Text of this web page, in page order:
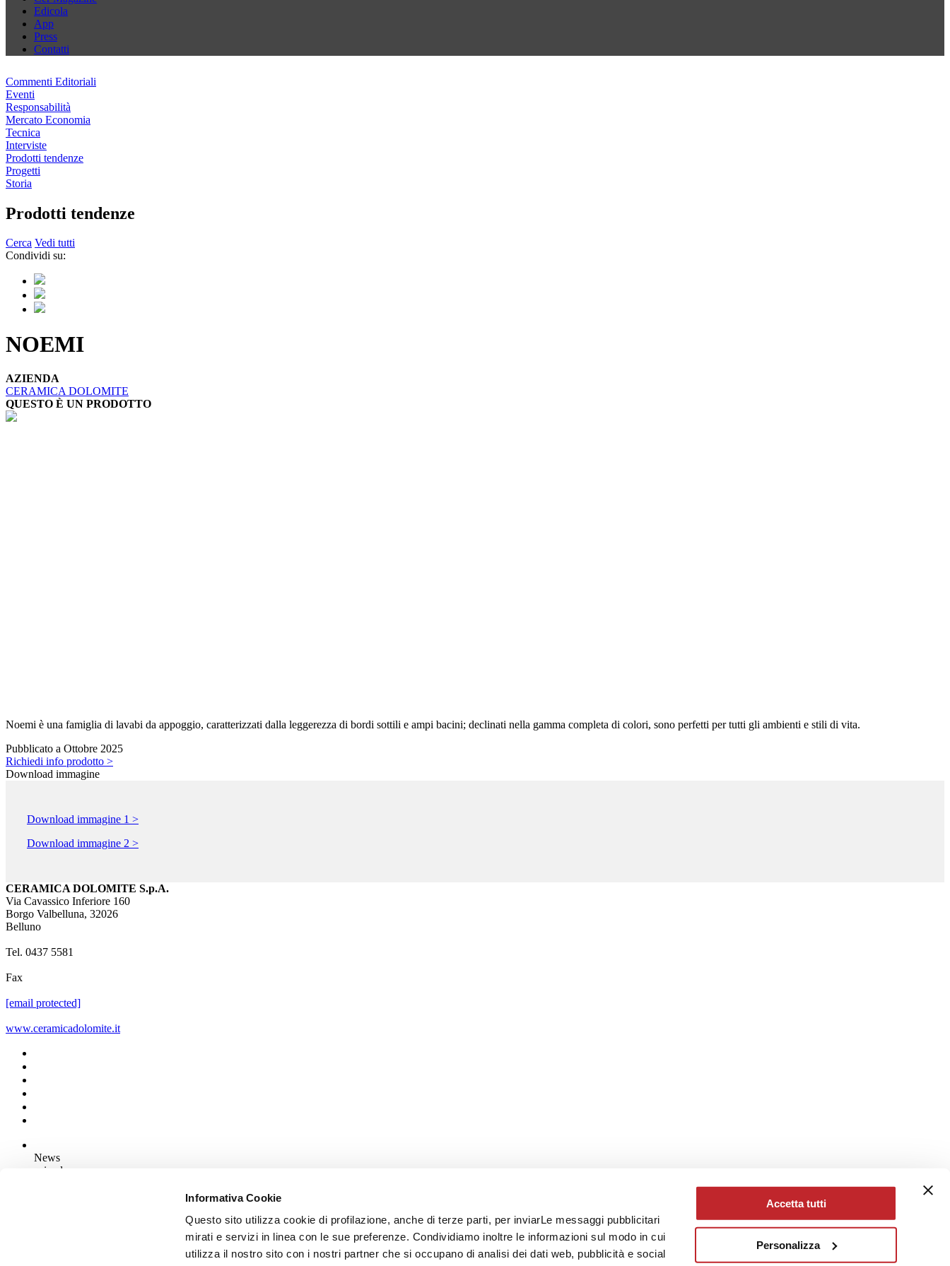
Informativa Cookie
Questo sito utilizza cookie di profilazione, anche di terze parti, per inviarLe messaggi pubblicitari
mirati e servizi in linea con le sue preferenze. Condividiamo inoltre le informazioni sul modo in cui
utilizza il nostro sito con i nostri partner che si occupano di analisi dei dati web, pubblicità e social
Accetta tutti
Personalizza
Edicola
App
Press
Contatti
Commenti Editoriali
Eventi
Responsabilità
Mercato Economia
Tecnica
Interviste
Prodotti tendenze
Progetti
Storia
Prodotti tendenze
Cerca Vedi tutti
Condividi su:
NOEMI
AZIENDA
CERAMICA DOLOMITE
QUESTO È UN PRODOTTO
Noemi è una famiglia di lavabi da appoggio, caratterizzati dalla leggerezza di bordi sottili e ampi bacini; declinati nella gamma completa di colori, sono perfetti per tutti gli ambienti e stili di vita.
Pubblicato a Ottobre 2025
Richiedi info prodotto >
Download immagine
Download immagine 1 >
Download immagine 2 >
CERAMICA DOLOMITE S.p.A.
Via Cavassico Inferiore 160
Borgo Valbelluna, 32026
Belluno
Tel. 0437 5581
Fax
[email protected]
www.ceramicadolomite.it
News
aziende